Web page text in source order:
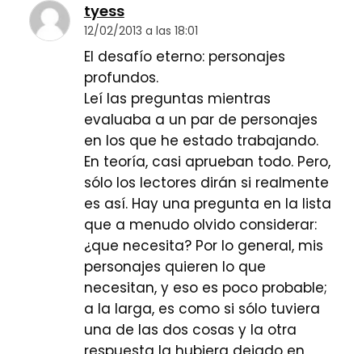
tyess
12/02/2013 a las 18:01
El desafío eterno: personajes
profundos.
Leí las preguntas mientras
evaluaba a un par de personajes
en los que he estado trabajando.
En teoría, casi aprueban todo. Pero,
sólo los lectores dirán si realmente
es así. Hay una pregunta en la lista
que a menudo olvido considerar:
¿que necesita? Por lo general, mis
personajes quieren lo que
necesitan, y eso es poco probable;
a la larga, es como si sólo tuviera
una de las dos cosas y la otra